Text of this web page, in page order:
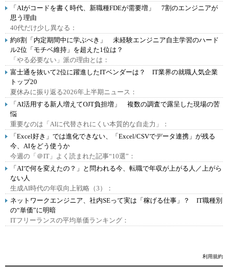
「AIがコードを書く時代、新職種FDEが需要増」 7割のエンジニアが
思う理由
40代だけ少し異なる：
約8割「内定期間中に学ぶべき」 未経験エンジニア自主学習のハード
ル2位「モチベ維持」を超えた1位は？
「やる必要ない」派の理由とは：
富士通を抜いて2位に躍進したITベンダーは？ IT業界の就職人気企業
トップ20
夏休みに振り返る2026年上半期ニュース：
「AI活用する新人増えてOJT負担増」 複数の調査で露呈した現場の苦
悩
重要なのは「AIに代替されにくい本質的な自走力」：
「Excel好き」では進化できない、「Excel/CSVでデータ連携」が残る
今、AIをどう使うか
今週の「＠IT」よく読まれた記事“10選”：
「AIで何を変えたの？」と問われる今、転職で年収が上がる人／上がら
ない人
生成AI時代の年収向上戦略（3）：
ネットワークエンジニア、社内SEって実は「稼げる仕事」？ IT職種別
の“単価”に明暗
ITフリーランスの平均単価ランキング：
利用規約